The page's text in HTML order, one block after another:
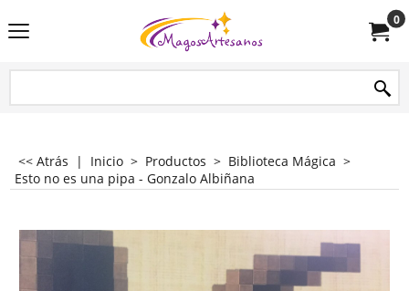
0
<< Atrás | Inicio > Productos > Biblioteca Mágica >
Esto no es una pipa - Gonzalo Albiñana